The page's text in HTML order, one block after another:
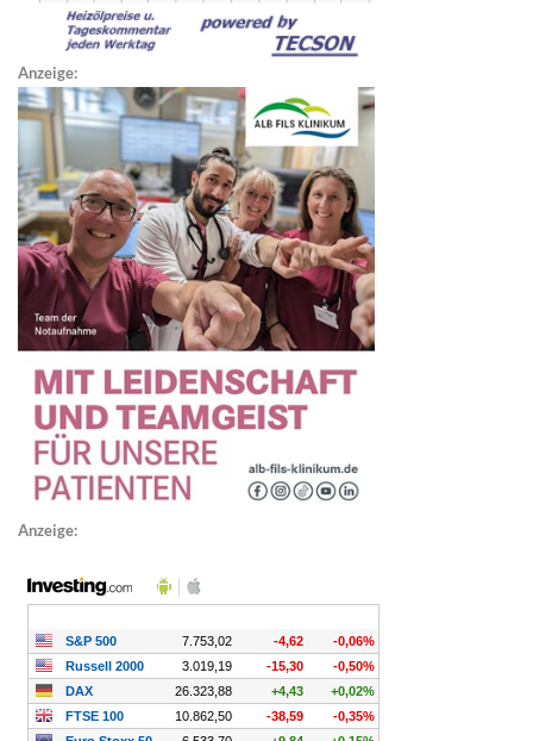
Anzeige:
Anzeige: